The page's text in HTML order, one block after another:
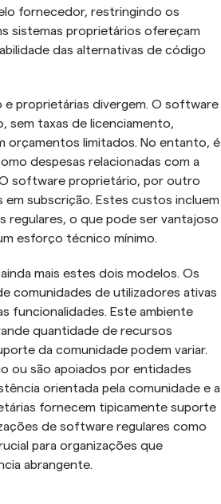
fornecedor, restringindo os
sistemas proprietários ofereçam
das alternativas de código
proprietárias divergem. O software
sem taxas de licenciamento,
orçamentos limitados. No entanto, é
despesas relacionadas com a
software proprietário, por outro
em subscrição. Estes custos incluem
regulares, o que pode ser vantajoso
esforço técnico mínimo.
mais estes dois modelos. Os
comunidades de utilizadores ativas
funcionalidades. Este ambiente
quantidade de recursos
da comunidade podem variar.
ou são apoiados por entidades
orientada pela comunidade e a
fornecem tipicamente suporte
de software regulares como
para organizações que
abrangente.